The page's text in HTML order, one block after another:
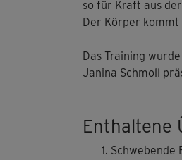
so für Kraft aus
Der Körper kommt
Das Training
Janina Schmoll
Enthaltene
Schwebende